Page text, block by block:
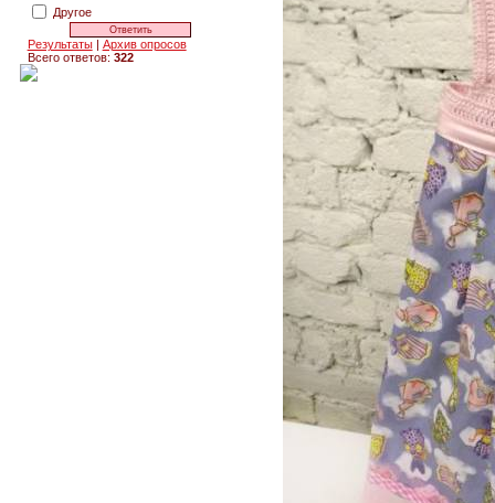
Другое
Результаты| Архив опросов
Всего ответов: 322